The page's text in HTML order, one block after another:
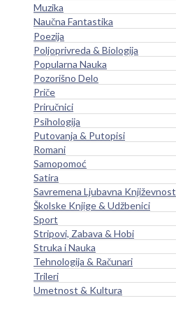
Muzika
Naučna Fantastika
Poezija
Poljoprivreda & Biologija
Popularna Nauka
Pozorišno Delo
Priče
Priručnici
Psihologija
Putovanja & Putopisi
Romani
Samopomoć
Satira
Savremena Ljubavna Književnost
Školske Knjige & Udžbenici
Sport
Stripovi, Zabava & Hobi
Struka i Nauka
Tehnologija & Računari
Trileri
Umetnost & Kultura